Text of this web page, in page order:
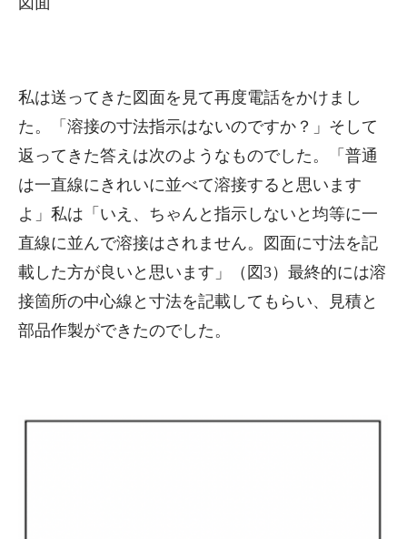
私は送ってきた図面を見て再度電話をかけまし
た。「溶接の寸法指示はないのですか？」そして
返ってきた答えは次のようなものでした。「普通
は一直線にきれいに並べて溶接すると思います
よ」私は「いえ、ちゃんと指示しないと均等に一
直線に並んで溶接はされません。図面に寸法を記
載した方が良いと思います」（図3）最終的には溶
接箇所の中心線と寸法を記載してもらい、見積と
部品作製ができたのでした。